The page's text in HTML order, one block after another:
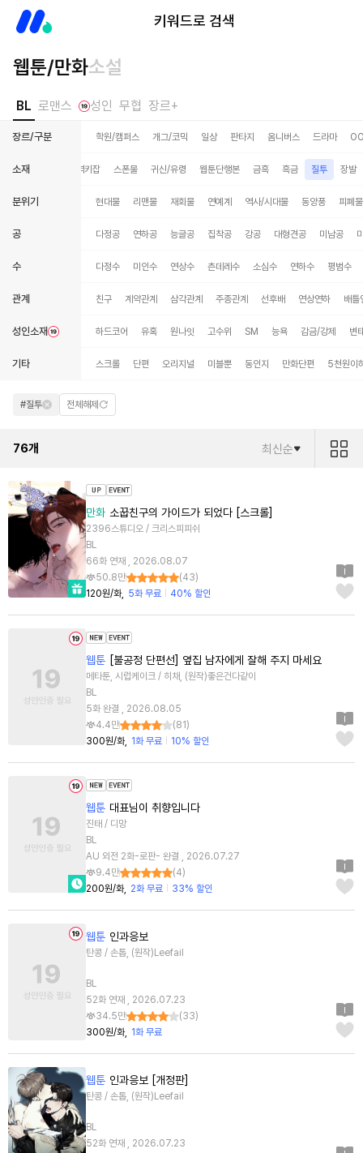
키워드로 검색
웹툰/만화소설
BL 로맨스 성인 무협 장르+
장르/구분 학원/캠퍼스 개그/코믹 일상 판타지 옴니버스 드라마
소재
수인 역키잡 스폰물 귀신/유령 웹툰단행본 금흑 흑금 질투 장발
분위기 현대물 리맨물 재회물 연예계 역사/시대물 동양풍 피폐물
공 다정공 연하공 능글공 집착공 강공 대형견공 미남공
수 다정수 미인수 연상수 츤데레수 소심수 연하수 평범수
관계 친구 계약관계 삼각관계 주종관계 선후배 연상연하 배틀
성인소재 하드코어 유혹 원나잇 고수위 SM 능욕 감금/강제 변
기타 스크롤 단편 오리지널 미블뿐 동인지 만화단편 5천원이
#질투 전체해제
76개 최신순
만화 소꿉친구의 가이드가 되었다 [스크롤]
2396스튜디오 / 크리스피피쉬
BL
66화 연재 , 2026.08.07
50.8만
(43)
120원/화
5화 무료 40% 할인
웹툰 [불공정 단편선] 옆집 남자에게 잘해 주지 마세요
메타툰, 시럽케이크 / 히채, (원작)좋은건다같이
BL
5화 완결 , 2026.08.05
4.4만
(81 )
300원/화
1화 무료 10% 할인
웹툰 대표님이 취향입니다
진태 / 디망
BL
AU 외전 2화-로판- 완결 , 2026.07.27
9.4만
(4)
200원/화
2화 무료 33% 할인
웹툰 인과응보
탄콩 / 손톱, (원작)Leefail
BL
52화 연재 , 2026.07.23
34.5만
(33)
300원/화
1화 무료
웹툰 인과응보 [개정판]
탄콩 / 손톱, (원작)Leefail
BL
52화 연재 , 2026.07.23